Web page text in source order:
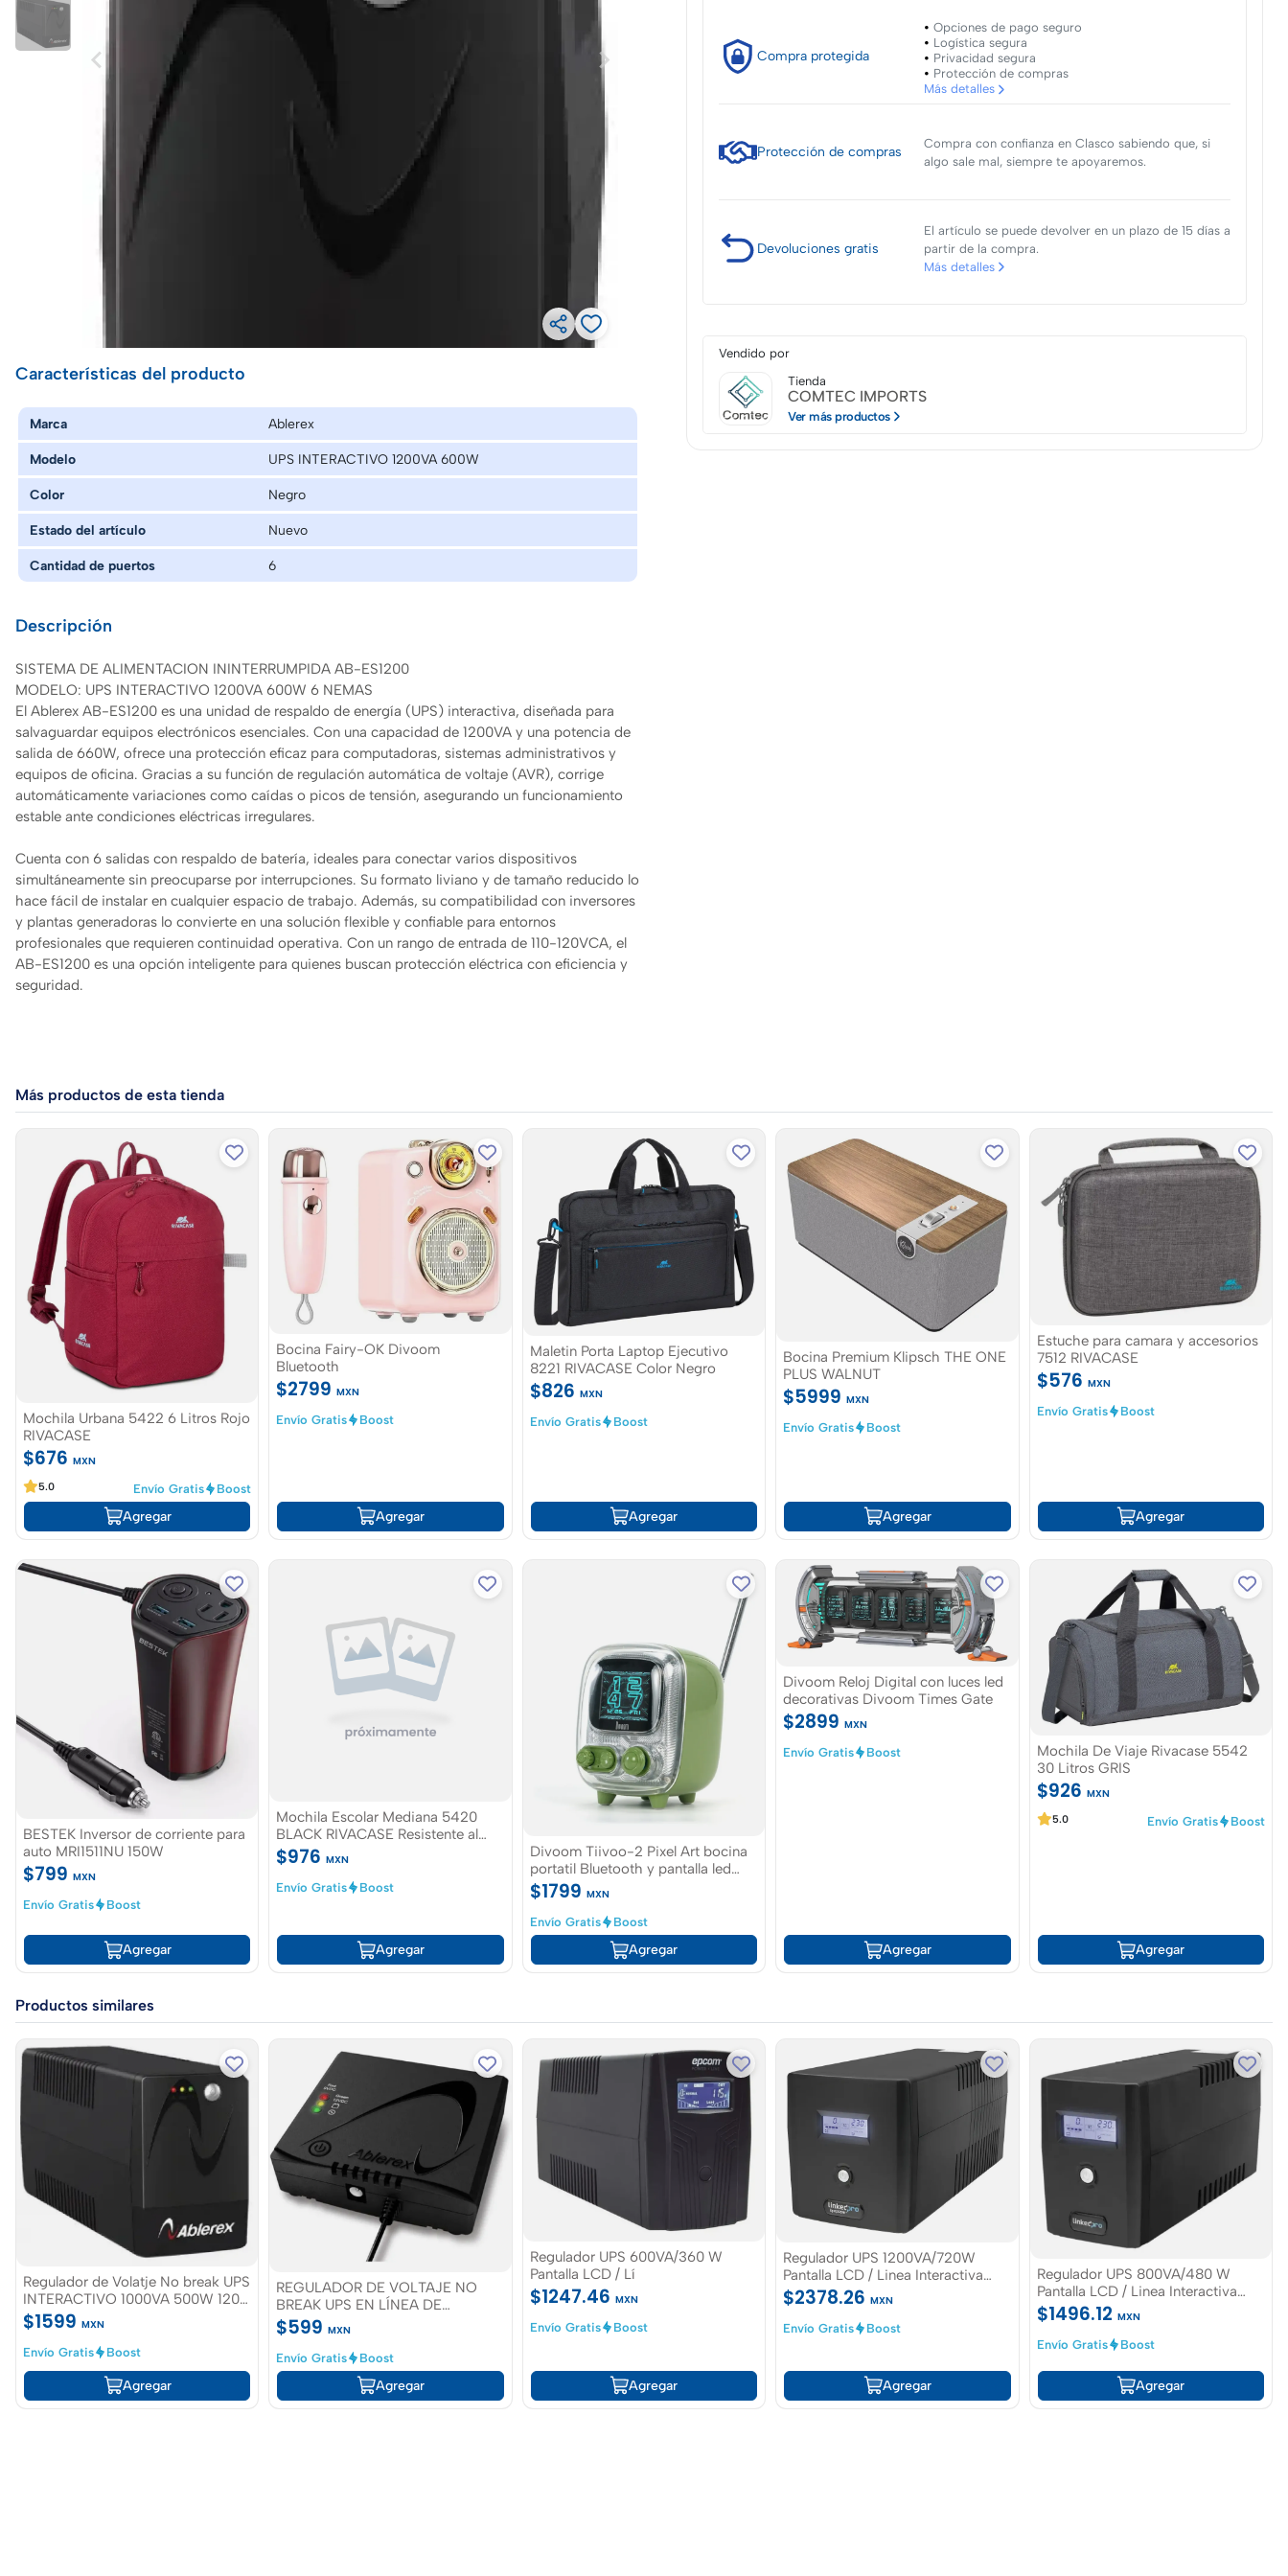
Características del producto
Marca Ablerex
Modelo UPS INTERACTIVO 1200VA 600W
Color Negro
Estado del artículo Nuevo
Cantidad de puertos 6
Descripción
SISTEMA DE ALIMENTACION ININTERRUMPIDA AB-ES1200
MODELO: UPS INTERACTIVO 1200VA 600W 6 NEMAS
El Ablerex AB-ES1200 es una unidad de respaldo de energía (UPS) interactiva, diseñada para
salvaguardar equipos electrónicos esenciales. Con una capacidad de 1200VA y una potencia de
salida de 660W, ofrece una protección eficaz para computadoras, sistemas administrativos y
equipos de oficina. Gracias a su función de regulación automática de voltaje (AVR), corrige
automáticamente variaciones como caídas o picos de tensión, asegurando un funcionamiento
estable ante condiciones eléctricas irregulares.
Cuenta con 6 salidas con respaldo de batería, ideales para conectar varios dispositivos
simultáneamente sin preocuparse por interrupciones. Su formato liviano y de tamaño reducido lo
hace fácil de instalar en cualquier espacio de trabajo. Además, su compatibilidad con inversores
y plantas generadoras lo convierte en una solución flexible y confiable para entornos
profesionales que requieren continuidad operativa. Con un rango de entrada de 110-120VCA, el
AB-ES1200 es una opción inteligente para quienes buscan protección eléctrica con eficiencia y
seguridad.
Compra protegida
Opciones de pago seguro
Logística segura
Privacidad segura
Protección de compras
Más detalles
Protección de compras
Compra con confianza en Clasco sabiendo que, si
algo sale mal, siempre te apoyaremos.
Devoluciones gratis
El artículo se puede devolver en un plazo de 15 días a
partir de la compra.
Más detalles
Vendido por
Tienda
COMTEC IMPORTS
Ver más productos
Más productos de esta tienda
Mochila Urbana 5422 6 Litros Rojo
RIVACASE
$676 MXN
5.0 Envío Gratis Boost
Agregar
Bocina Fairy-OK Divoom
Bluetooth
$2799MXN
Envío Gratis
Boost
Agregar
Maletin Porta Laptop Ejecutivo
8221 RIVACASE Color Negro
$826 MXN
Envío Gratis
Boost
Agregar
Bocina Premium Klipsch THE ONE
PLUS WALNUT
$5999MXN
Envío Gratis
Boost
Agregar
Estuche para camara y accesorios
7512 RIVACASE
$576 MXN
Envío Gratis
Boost
Agregar
BESTEK Inversor de corriente para
auto MRI1511NU 150W
$799 MXN
Envío Gratis
Boost
Agregar
Mochila Escolar Mediana 5420
BLACK RIVACASE Resistente al
Agua
$976MXN
Envío Gratis
Boost
Agregar
Divoom Tiivoo-2 Pixel Art bocina
portatil Bluetooth y pantalla led
Color Verde
$1799 MXN
Envío Gratis
Boost
Agregar
Divoom Reloj Digital con luces led
decorativas Divoom Times Gate
$2899MXN
Envío Gratis
Boost
Agregar
Mochila De Viaje Rivacase 5542
30 Litros GRIS
$926 MXN
5.0 Envío Gratis Boost
Agregar
Productos similares
Regulador de Volatje No break UPS
INTERACTIVO 1000VA 500W 120V
- 145V Ablerex
$1599 MXN
Envío Gratis
Boost
Agregar
REGULADOR DE VOLTAJE NO
BREAK UPS EN LÍNEA DE
BOLSILLO 9VDC-12VDC
$599MXN
Envío Gratis
Boost
Agregar
Regulador UPS 600VA/360 W
Pantalla LCD / Lí
$1247.46 MXN
Envío Gratis
Boost
Agregar
Regulador UPS 1200VA/720W
Pantalla LCD / Linea Interactiva
120Vca / 6 tomas 5-15R (4
Respaldadas) / Regulación de
Voltaje / ProtecciÃ³n RJ45
$2378.26MXN
Envío Gratis
Boost
Agregar
Regulador UPS 800VA/480 W
Pantalla LCD / Linea Interactiva
120Vca / 6 tomas 5-15R (4
Respaldadas) / Regulación de
Voltaje / Protección RJ45
$1496.12 MXN
Envío Gratis
Boost
Agregar